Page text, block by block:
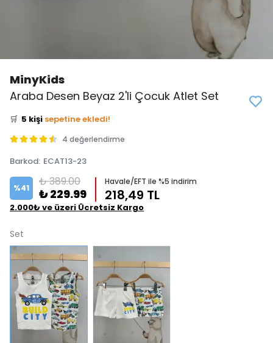
MinyKids
Araba Desen Beyaz 2'li Çocuk Atlet Set
👀 Şu an 3 kişi
inceliyor!
favoriledi!
🛒 5 kişi sepetine ekledi!
✅
Bugün 0 adet4 değerlendirme
Barkod: ECAT13-23
%41 ₺ 389.00
₺ 229.99
Havale/EFT ile %5 indirim
218,49 TL
2.000₺ ve üzeri Ücretsiz Kargo
Set